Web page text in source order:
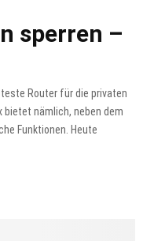
sperren –
Router für die privaten
bietet nämlich, neben dem
Funktionen. Heute